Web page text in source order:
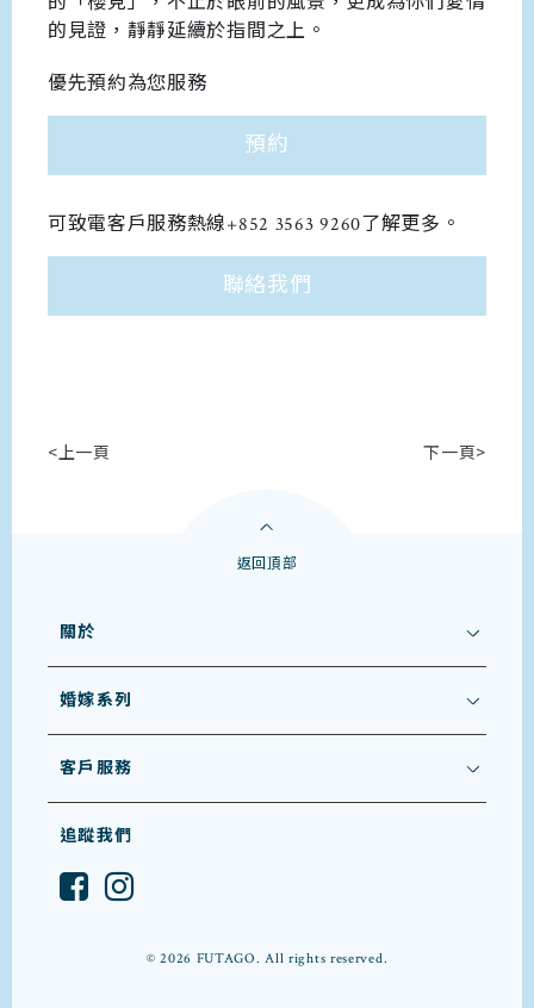
的見證，靜靜延續於指間之上。
優先預約為您服務
預約
可致電客戶服務熱線+852 3563 9260了解更多。
聯絡我們
<上一頁 下一頁>
返回頂部
關於
婚嫁系列
客戶服務
追蹤我們
© 2026 FUTAGO. All rights reserved.